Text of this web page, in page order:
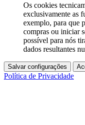
Os cookies
exclusivamente as
exemplo, para que
compras ou iniciar
possível para nós
dados resultantes
Salvar configurações
Política de Privacidade